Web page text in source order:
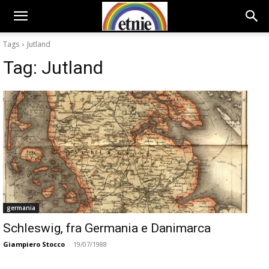
Tags Jutland
Tag: Jutland
germania
Schleswig, fra Germania e Danimarca
Giampiero Stocco - 19/07/1988